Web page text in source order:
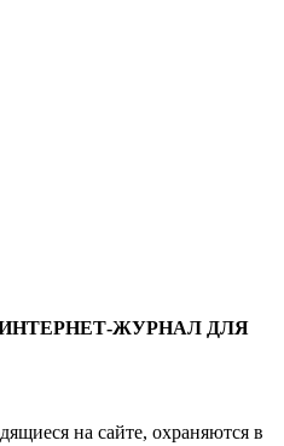
ИНТЕРНЕТ-ЖУРНАЛ ДЛЯ
на сайте, охраняются в